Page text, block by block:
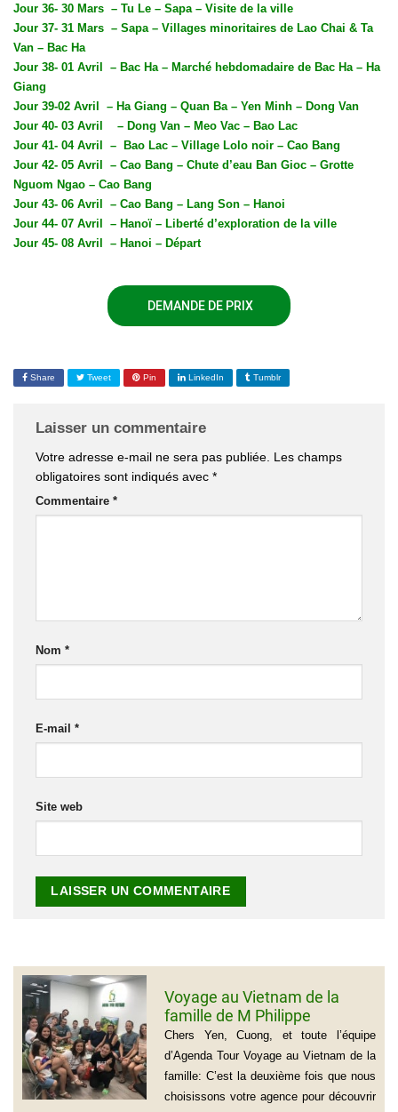
Jour 36- 30 Mars – Tu Le – Sapa – Visite de la ville
Jour 37- 31 Mars – Sapa – Villages minoritaires de Lao Chai & Ta
Van – Bac Ha
Jour 38- 01 Avril – Bac Ha – Marché hebdomadaire de Bac Ha – Ha
Giang
Jour 39-02 Avril – Ha Giang – Quan Ba – Yen Minh – Dong Van
Jour 40- 03 Avril
– Dong Van – Meo Vac – Bao Lac
Jour 41- 04 Avril – Bao Lac – Village Lolo noir – Cao Bang
Jour 42- 05 Avril – Cao Bang – Chute d’eau Ban Gioc – Grotte
Nguom Ngao – Cao Bang
Jour 43- 06 Avril – Cao Bang – Lang Son – Hanoi
Jour 44- 07 Avril – Hanoï – Liberté d’exploration de la ville
Jour 45- 08 Avril – Hanoi – Départ
DEMANDE DE PRIX
Share Tweet Pin LinkedIn Tumblr
Laisser un commentaire
Votre adresse e-mail ne sera pas publiée. Les champs
obligatoires sont indiqués avec *
Commentaire *
Nom *
E-mail *
Site web
Voyage au Vietnam de la
famille de M Philippe
GROGNET
Chers Yen, Cuong, et toute l’équipe
d’Agenda Tour Voyage au Vietnam de la
famille: C’est la deuxième fois que nous
choisissons votre agence pour découvrir